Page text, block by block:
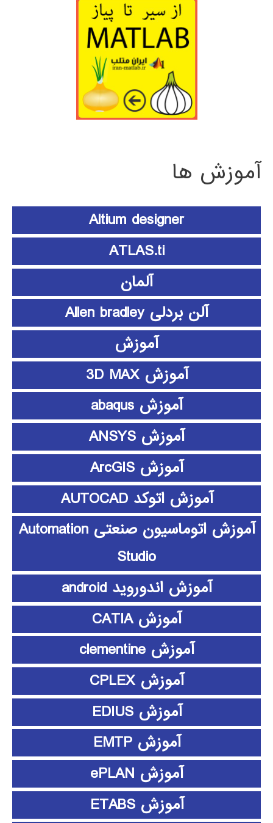
آموزش ها
Altium designer
ATLAS.ti
آلمان
آلن بردلی Allen bradley
آموزش
آموزش 3D MAX
آموزش abaqus
آموزش ANSYS
آموزش ArcGIS
آموزش اتوکد AUTOCAD
آموزش اتوماسیون صنعتی Automation
Studio
آموزش اندوروید android
آموزش CATIA
آموزش clementine
آموزش CPLEX
آموزش EDIUS
آموزش EMTP
آموزش ePLAN
آموزش ETABS